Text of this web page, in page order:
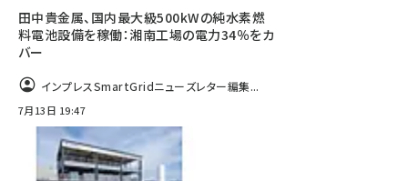
田中貴金属、国内最大級500kWの純水素燃
料電池設備を稼働：湘南工場の電力34％をカ
バー
インプレスSmartGridニューズレター編集...
7月13日 19:47